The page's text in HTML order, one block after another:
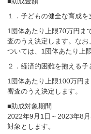
１．子どもの健全な育成を
1団体あたり上限70万円ま
査のうえ決定します。な
ついては、1団体あたり上
２．経済的困難を抱える
1団体あたり上限100万円
審査のうえ決定します。
■助成対象期間
2022年9月1日～2023年8
対象とします。